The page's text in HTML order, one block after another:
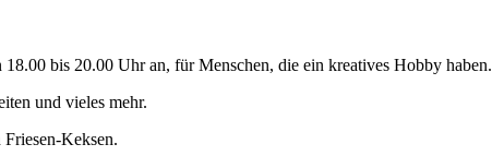
bis 20.00 Uhr an, für Menschen, die ein kreatives Hobby haben.
und vieles mehr.
Keksen.